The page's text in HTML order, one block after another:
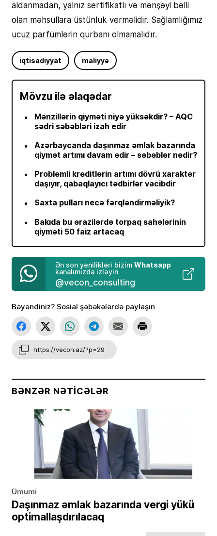
aldanmadan, yalnız sertifikatlı və mənşəyi bəlli
olan məhsullara üstünlük verməlidir. Sağlamlığımız
ucuz parfümlərin qurbanı olmamalıdır.
iqtisadiyyat maliyyə
Mövzu ilə əlaqədar
Mənzillərin qiyməti niyə yüksəkdir? – AQC
sədri səbəbləri izah edir
Azərbaycanda daşınmaz əmlak bazarında
qiymət artımı davam edir – səbəblər nədir?
Problemli kreditlərin artımı dövrü xarakter
daşıyır, qabaqlayıcı tədbirlər vacibdir
Saxta pulları necə fərqləndirməliyik?
Bakıda bu ərazilərdə torpaq sahələrinin
qiyməti 50 faiz artacaq
Ən son yenilikləri bizim Whatsapp
kanalımızda izləyin
@vecon_consulting
Bəyəndiniz? Sosial şəbəkələrdə paylaşın
https://vecon.az/?p=29
BƏNZƏR NƏTICƏLƏR
Ümumi
Daşınmaz əmlak bazarında vergi yükü
optimallaşdırılacaq